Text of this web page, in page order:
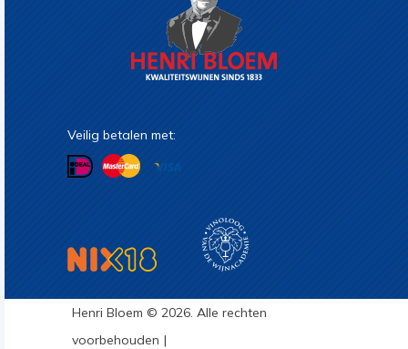
Veilig betalen met:
Henri Bloem © 2026. Alle rechten
voorbehouden